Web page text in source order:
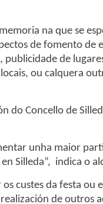
na que se
de fomento
publicidade de
ou calquera
do Concello de
unha maior
Silleda”, indica o
custes da festa
de outros